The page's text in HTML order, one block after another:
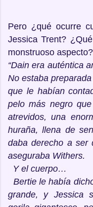
Pero ¿qué ocurre
Jessica Trent?
monstruoso aspecto?
“Dain era auténtica
No estaba
que le habían
pelo más negro
atrevidos, una
huraña, llena de
daba derecho a ser
aseguraba Withers.
Y el cuerpo…
Bertie le había
grande, y Jessica